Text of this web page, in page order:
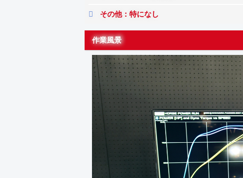
その他：特になし
作業風景